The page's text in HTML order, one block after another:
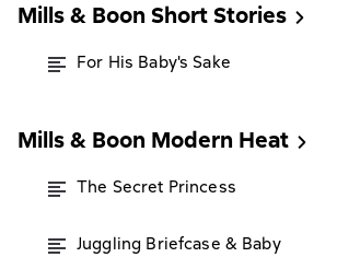
Mills & Boon Short Stories
For His Baby's Sake
Mills & Boon Modern Heat
The Secret Princess
Juggling Briefcase & Baby